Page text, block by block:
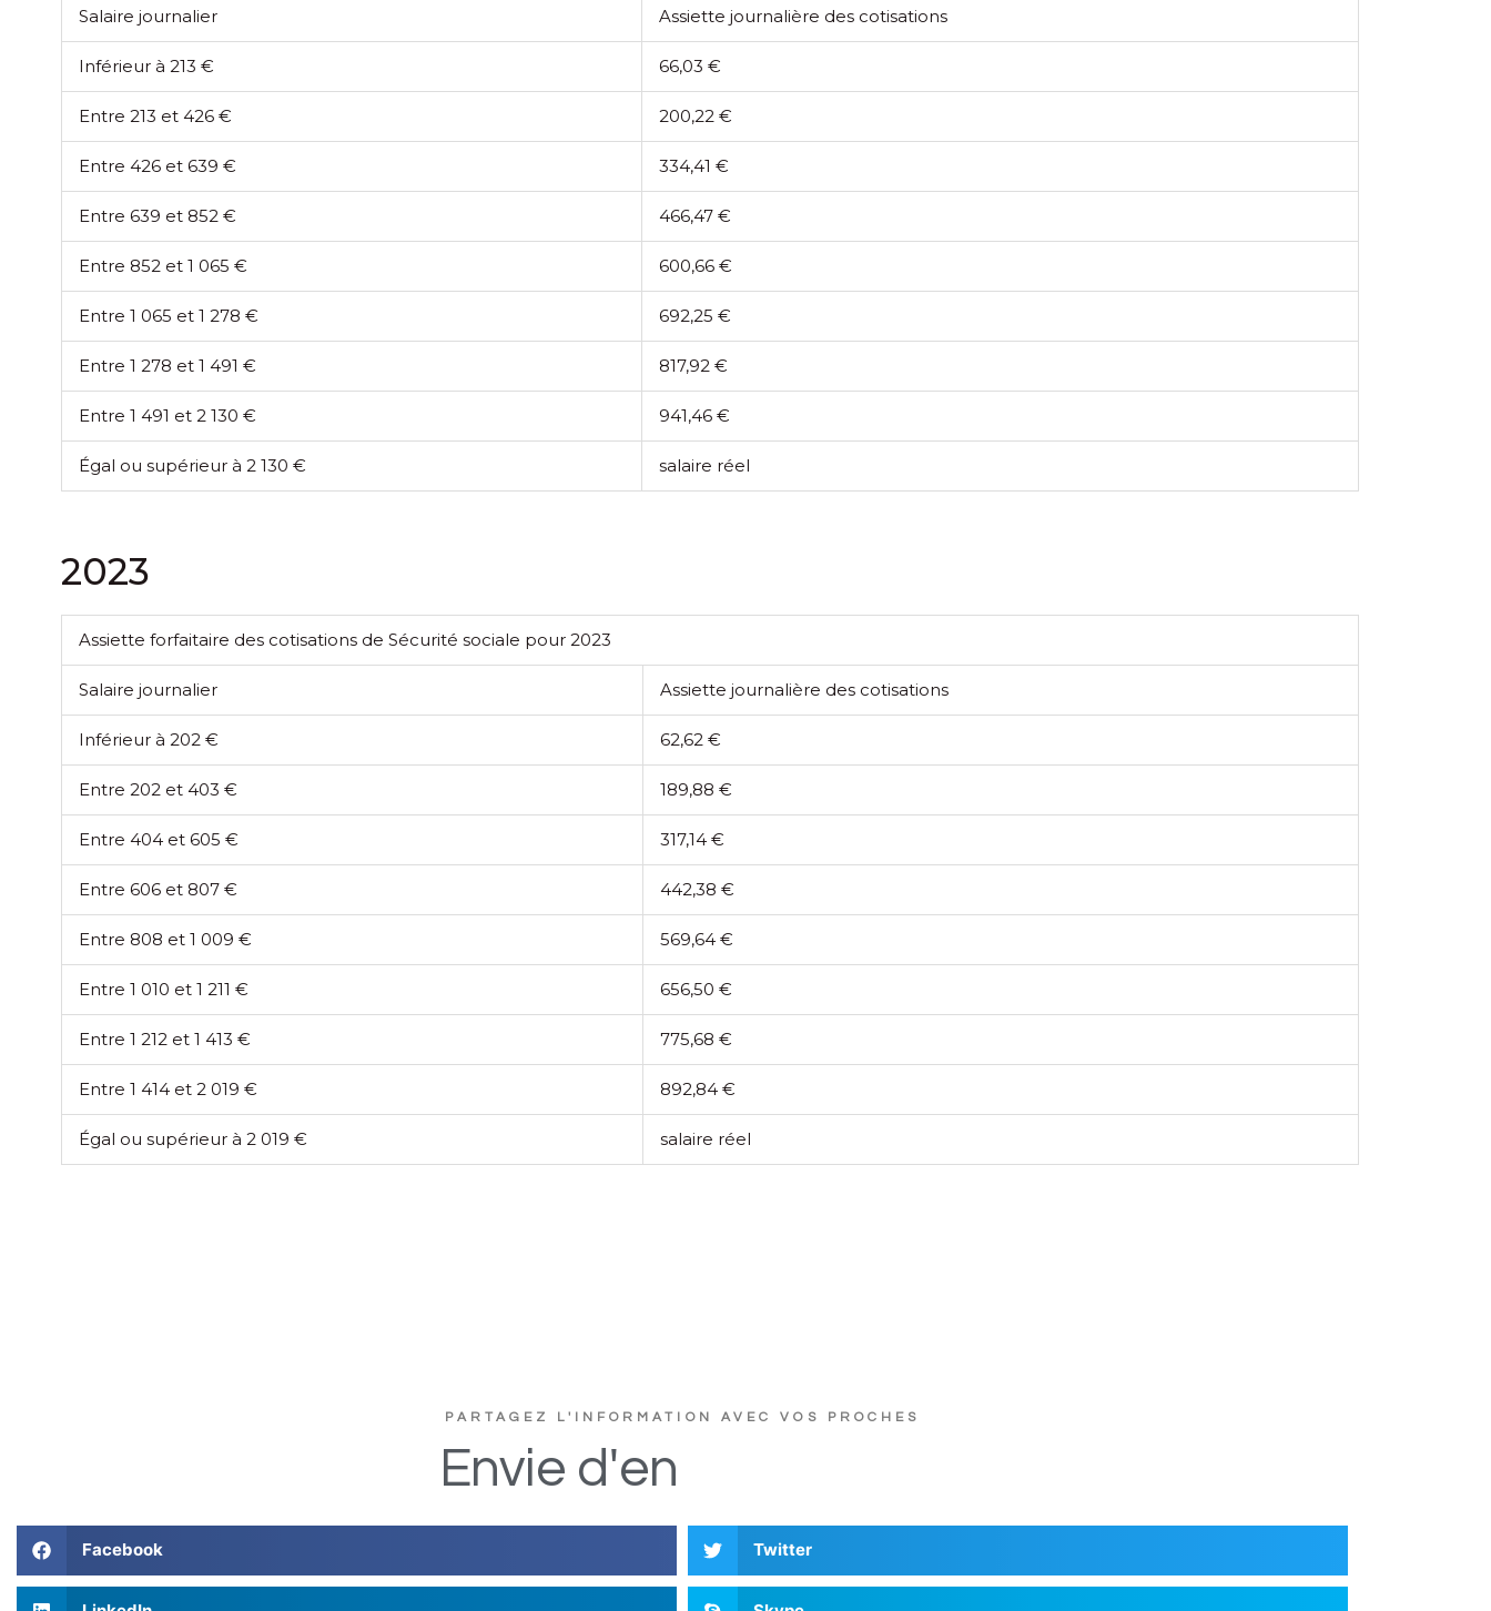
Salaire journalier Assiette journalière des cotisations
Inférieur à 213 € 66,03 €
Entre 213 et 426 € 200,22 €
Entre 426 et 639 € 334,41 €
Entre 639 et 852 € 466,47 €
Entre 852 et 1 065 € 600,66 €
Entre 1 065 et 1 278 € 692,25 €
Entre 1 278 et 1 491 € 817,92 €
Entre 1 491 et 2 130 € 941,46 €
Égal ou supérieur à 2 130 € salaire réel
2023
Assiette forfaitaire des cotisations de Sécurité sociale pour 2023
Salaire journalier Assiette journalière des cotisations
Inférieur à 202 € 62,62 €
Entre 202 et 403 € 189,88 €
Entre 404 et 605 € 317,14 €
Entre 606 et 807 € 442,38 €
Entre 808 et 1 009 € 569,64 €
Entre 1 010 et 1 211 € 656,50 €
Entre 1 212 et 1 413 € 775,68 €
Entre 1 414 et 2 019 € 892,84 €
Égal ou supérieur à 2 019 € salaire réel
PARTAGEZ L'INFORMATION AVEC VOS PROCHES
Envie d'en
Facebook Twitter